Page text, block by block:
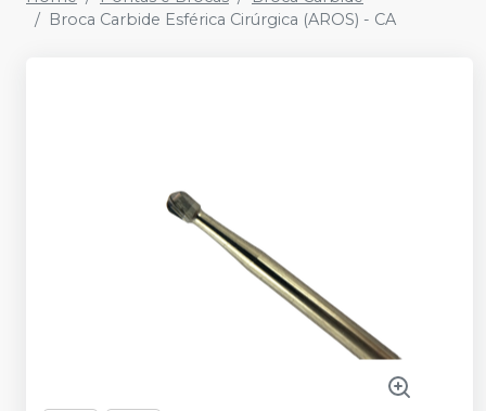
Broca Carbide Esférica Cirúrgica (AROS) - CA